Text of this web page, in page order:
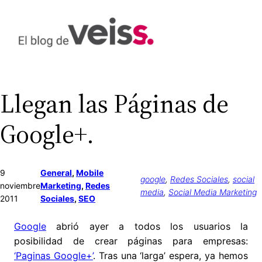
contenido
Llegan las Páginas de
Google+.
9
noviembre
2011
General, Mobile
Marketing, Redes
Sociales, SEO
google, Redes Sociales, social
media, Social Media Marketing
Google abrió ayer a todos los usuarios la
posibilidad de crear páginas para empresas:
‘Paginas Google+’. Tras una ‘larga’ espera, ya hemos